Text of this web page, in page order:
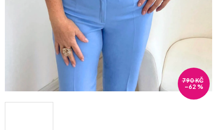
790 KČ
–62 %